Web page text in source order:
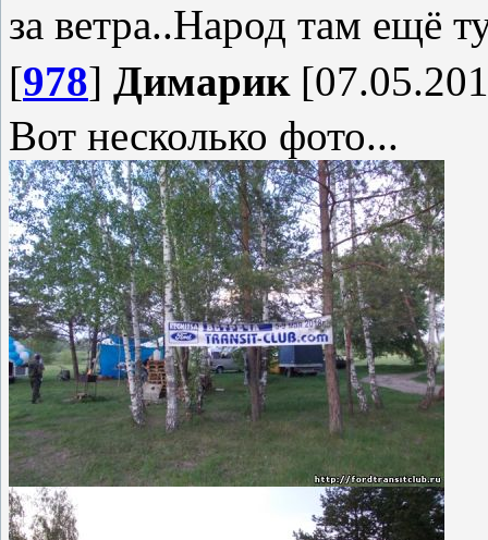
за ветра..Народ там ещё
[978] Димарик
Вот несколько фото...